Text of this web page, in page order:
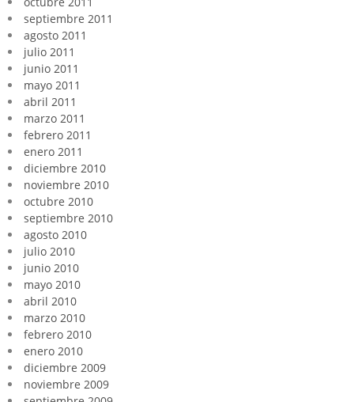
septiembre 2011
agosto 2011
julio 2011
junio 2011
mayo 2011
abril 2011
marzo 2011
febrero 2011
enero 2011
diciembre 2010
noviembre 2010
octubre 2010
septiembre 2010
agosto 2010
julio 2010
junio 2010
mayo 2010
abril 2010
marzo 2010
febrero 2010
enero 2010
diciembre 2009
noviembre 2009